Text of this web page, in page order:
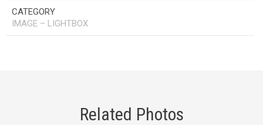
CATEGORY
IMAGE – LIGHTBOX
Related Photos